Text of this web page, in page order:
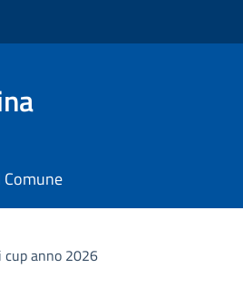
cup anno 2026